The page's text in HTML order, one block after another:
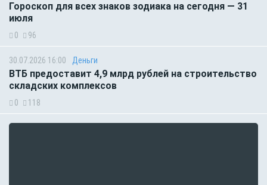
Гороскоп для всех знаков зодиака на сегодня — 31
июля
0 96
30.07.2026 16:00 Деньги
ВТБ предоставит 4,9 млрд рублей на строительство
складских комплексов
0 118